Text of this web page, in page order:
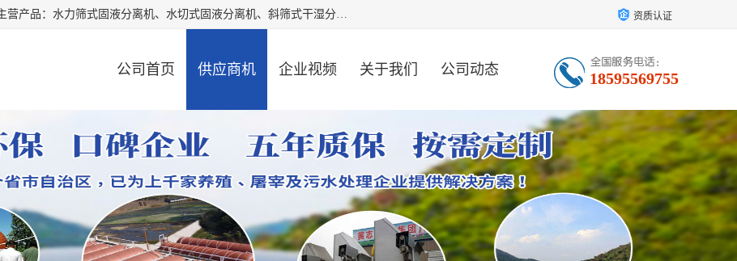
河南精拓环保设备有限公司（咨询电话：18595569755），主营产品：水力筛式固液分离机、水切式固液分离机、斜筛式干湿分离机、养猪场固液分离机、斜筛式固液分离机、屠宰场固液分离机、猪场干湿分离机等。公司从事固液分离设备及配套沼气池的研发、设计、销售与施工，并提供污水处理整体解决方案。 资质认证
公司首页 供应商机 企业视频 关于我们 公司动态 18595569755